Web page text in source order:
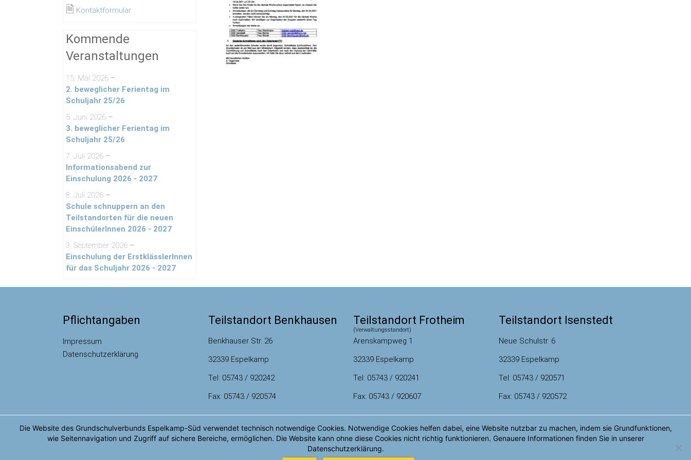
🗎 Kontaktformular
Kommende
Veranstaltungen
15. Mai 2026 –
2. beweglicher Ferientag im
Schuljahr 25/26
5. Juni 2026 –
3. beweglicher Ferientag im
Schuljahr 25/26
7. Juli 2026 –
Informationsabend zur
Einschulung 2026 - 2027
8. Juli 2026 –
Schule schnuppern an den
Teilstandorten für die neuen
EinschülerInnen 2026 - 2027
3. September 2026 –
Einschulung der ErstklässlerInnen
für das Schuljahr 2026 - 2027
Pflichtangaben
Impressum
Datenschutzerklärung
Teilstandort Benkhausen
Benkhauser Str. 26
32339 Espelkamp
Tel: 05743 / 920242
Fax: 05743 / 920574
Teilstandort Frotheim
(Verwaltungsstandort)
Arenskampweg 1
32339 Espelkamp
Tel: 05743 / 920241
Fax: 05743 / 920607
Teilstandort Isenstedt
Neue Schulstr. 6
32339 Espelkamp
Tel: 05743 / 920571
Fax: 05743 / 920572
© Grundschulverbund
Espelkamp-Süd
Die Website des Grundschulverbunds Espelkamp-Süd verwendet technisch notwendige Cookies. Notwendige Cookies helfen dabei, eine Website nutzbar zu machen, indem sie Grundfunktionen,
wie Seitennavigation und Zugriff auf sichere Bereiche, ermöglichen. Die Website kann ohne diese Cookies nicht richtig funktionieren. Genauere Informationen finden Sie in unserer
Datenschutzerklärung.